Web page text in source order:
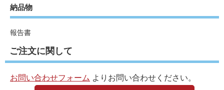
納品物
報告書
ご注文に関して
お問い合わせフォーム よりお問い合わせください。